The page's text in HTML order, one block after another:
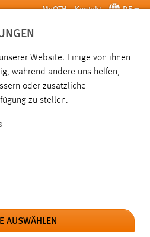
MyOTH Kontakt DE
SUCHE
Website. Einige von ihnen
während andere uns helfen,
oder zusätzliche
zu stellen.
AUSWÄHLEN